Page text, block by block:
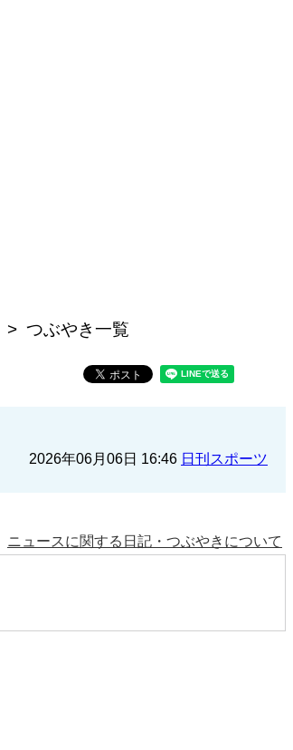
つぶやき一覧
2026年06月06日 16:46 日刊スポーツ
ニュースに関する日記・つぶやきについて